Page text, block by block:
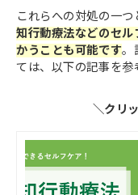
これらへの対処の一つ
知行動療法などのセ
かうことも可能です。
ては、以下の記事を参
＼クリ